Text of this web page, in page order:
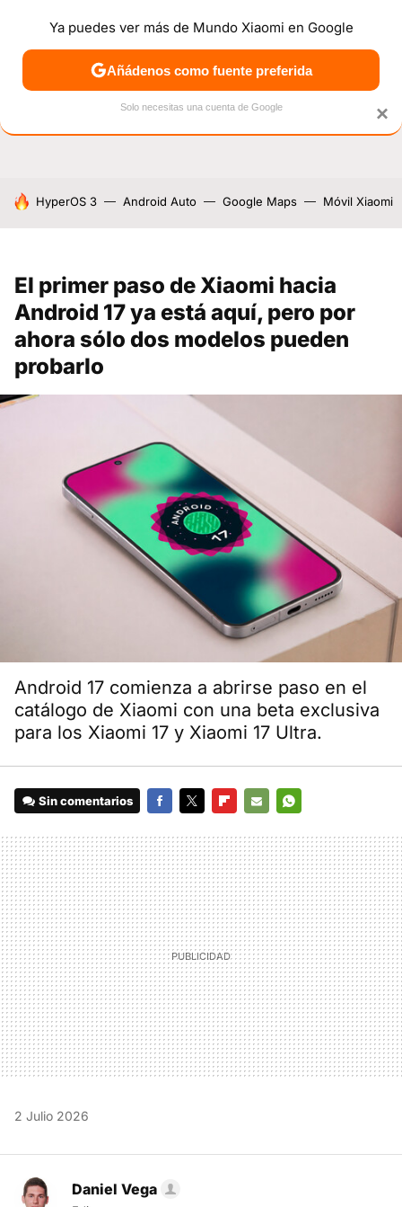
NOTICIAS MÓVILES TUTORIALES OFERTAS
HOY SE HABLA DE
HyperOS 3 Android Auto Google Maps Móvil Xiaomi
El primer paso de Xiaomi hacia
Android 17 ya está aquí, pero por
ahora sólo dos modelos pueden
probarlo
Android 17 comienza a abrirse paso en el
catálogo de Xiaomi con una beta exclusiva
para los Xiaomi 17 y Xiaomi 17 Ultra.
Sin comentarios
MAIL
2 Julio 2026
Daniel Vega
×
Ya puedes ver más de Mundo Xiaomi en Google
Añádenos como fuente preferida
Solo necesitas una cuenta de Google